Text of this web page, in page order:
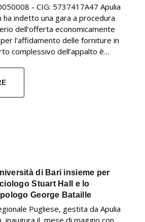
- CIG: 5737417A47 Apulia
ha indetto una gara a procedura
dell’offerta economicamente
l’affidamento delle forniture in
complessivo dell’appalto è…
di Bari insieme per
Stuart Hall e lo
George Bataille
Pugliese, gestita da Apulia